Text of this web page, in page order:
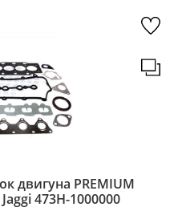
двигуна PREMIUM
473H-1000000